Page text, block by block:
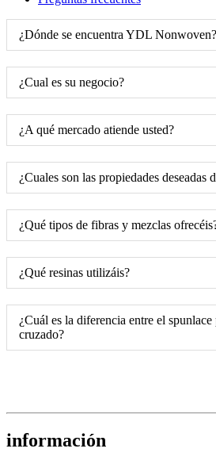
¿Dónde se encuentra YDL Nonwoven?
¿Cual es su negocio?
¿A qué mercado atiende usted?
¿Cuales son las propiedades deseadas
¿Qué tipos de fibras y mezclas
¿Qué resinas utilizáis?
¿Cuál es la diferencia entre el
cruzado?
información